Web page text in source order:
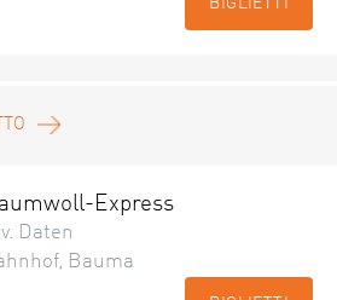
BIGLIETTI
Express
Daten
Bauma